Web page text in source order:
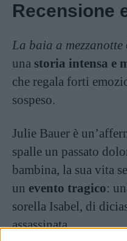
Recensione
La baia a mezzanotte
una storia intensa e
che regala forti
sospeso.
Julie Bauer è
spalle un passato
bambina, la sua vita
un evento tragico:
sorella Isabel, di
assassinata.